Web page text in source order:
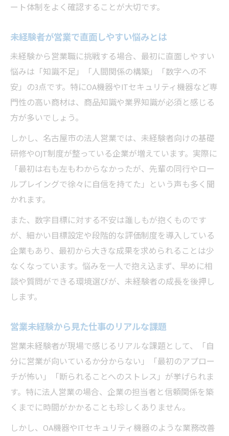
ート体制をよく確認することが大切です。
未経験者が営業で直面しやすい悩みとは
未経験から営業職に挑戦する場合、最初に直面しやすい
悩みは「知識不足」「人間関係の構築」「数字への不
安」の3点です。特にOA機器やITセキュリティ機器など専
門性の高い商材は、商品知識や業界知識が必須と感じる
方が多いでしょう。
しかし、名古屋市の法人営業では、未経験者向けの基礎
研修やOJT制度が整っている企業が増えています。実際に
「最初は右も左もわからなかったが、先輩の同行やロー
ルプレイングで徐々に自信を持てた」という声も多く聞
かれます。
また、数字目標に対する不安は誰しもが抱くものです
が、細かい目標設定や段階的な評価制度を導入している
企業もあり、最初から大きな成果を求められることは少
なくなっています。悩みを一人で抱え込まず、早めに相
談や質問ができる環境選びが、未経験者の成長を後押し
します。
営業未経験から見た仕事のリアルな課題
営業未経験者が現場で感じるリアルな課題として、「自
分に営業が向いているか分からない」「最初のアプロー
チが怖い」「断られることへのストレス」が挙げられま
す。特に法人営業の場合、企業の担当者と信頼関係を築
くまでに時間がかかることも珍しくありません。
しかし、OA機器やITセキュリティ機器のような業務改善